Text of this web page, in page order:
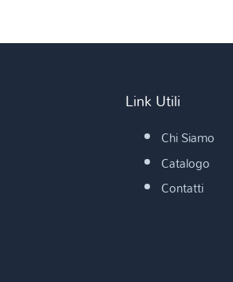
Link Utili
Chi Siamo
Catalogo
Contatti